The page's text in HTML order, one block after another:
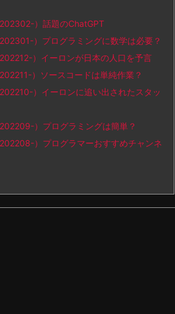
）話題のChatGPT
）プログラミングに数学は必要？
）イーロンが日本の人口を予言
）ソースコードは単純作業？
）イーロンに追い出されたスタッ
）プログラミングは簡単？
）プログラマーおすすめチャンネ